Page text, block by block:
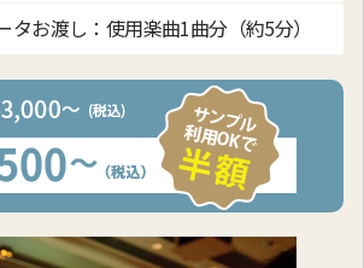
タお渡し：使用楽曲1曲分（約5分）